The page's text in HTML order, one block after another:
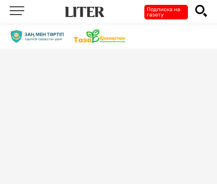
Подписка на
газету